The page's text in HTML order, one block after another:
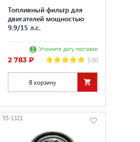
Топливный фильтр для
двигателей мощностью
9.9/15 л.с.
Уточните дату поставки
2 783 ₽ 5.00
В корзину
55-1321